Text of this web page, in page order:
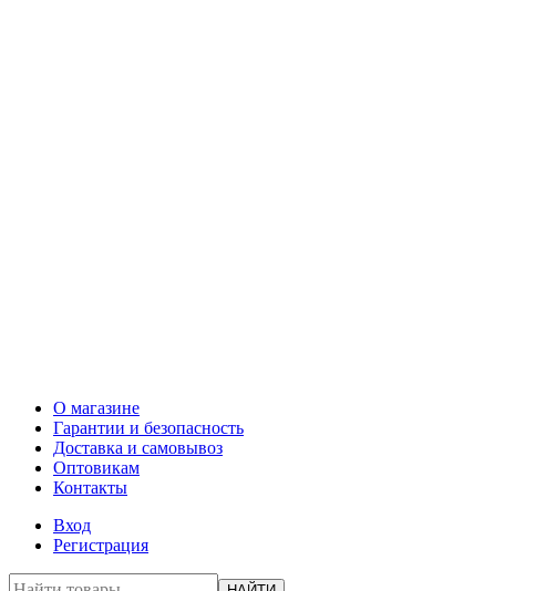
О магазине
Гарантии и безопасность
Доставка и самовывоз
Оптовикам
Контакты
Вход
Регистрация